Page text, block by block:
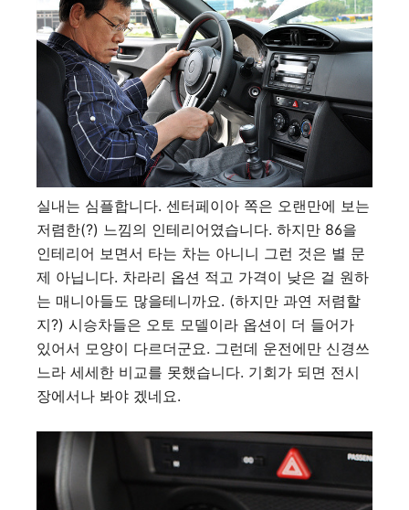
실내는 심플합니다. 센터페이아 쪽은 오랜만에 보는
저렴한(?) 느낌의 인테리어였습니다. 하지만 86을
인테리어 보면서 타는 차는 아니니 그런 것은 별 문
제 아닙니다. 차라리 옵션 적고 가격이 낮은 걸 원하
는 매니아들도 많을테니까요. (하지만 과연 저렴할
지?) 시승차들은 오토 모델이라 옵션이 더 들어가
있어서 모양이 다르더군요. 그런데 운전에만 신경쓰
느라 세세한 비교를 못했습니다. 기회가 되면 전시
장에서나 봐야 겠네요.